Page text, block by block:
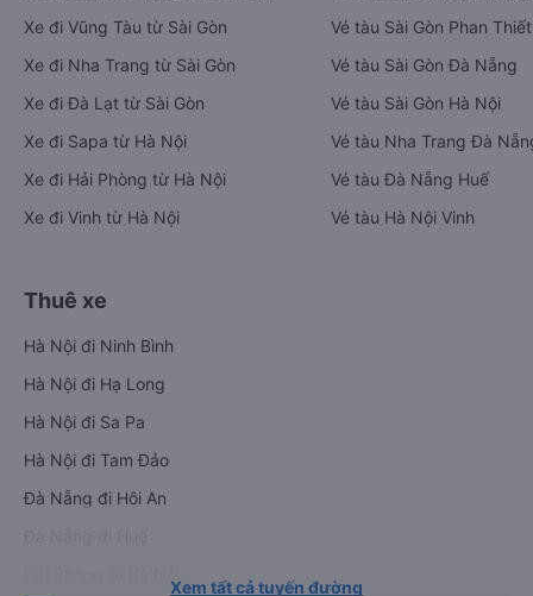
Xe đi Vũng Tàu từ Sài Gòn
Xe đi Nha Trang từ Sài Gòn
Xe đi Đà Lạt từ Sài Gòn
Xe đi Sapa từ Hà Nội
Xe đi Hải Phòng từ Hà Nội
Xe đi Vinh từ Hà Nội
Vé tàu Sài Gòn Phan Thiết
Vé tàu Sài Gòn Đà Nẵng
Vé tàu Sài Gòn Hà Nội
Vé tàu Nha Trang Đà
Vé tàu Đà Nẵng Huế
Vé tàu Hà Nội Vinh
Thuê xe
Hà Nội đi Ninh Bình
Hà Nội đi Hạ Long
Hà Nội đi Sa Pa
Hà Nội đi Tam Đảo
Đà Nẵng đi Hội An
Xem tất cả tuyến đường